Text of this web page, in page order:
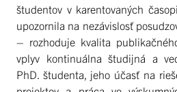
študentov v karentovaných
upozornila na nezávislosť
– rozhoduje kvalita
vplyv kontinuálna študijná a
PhD. študenta, jeho účasť na